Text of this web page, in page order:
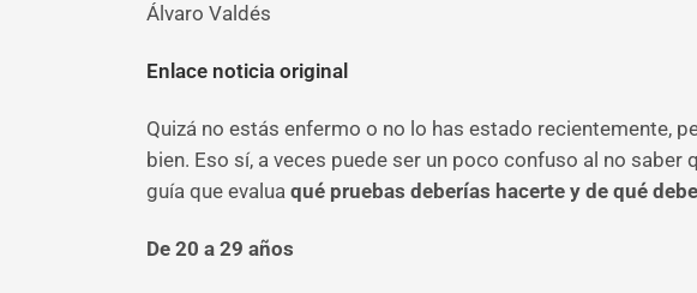
Álvaro Valdés
Enlace noticia original
Quizá no estás enfermo o no lo has estado recientemente,
bien. Eso sí, a veces puede ser un poco confuso al no saber
guía que evalua qué pruebas deberías hacerte y de qué
De 20 a 29 años